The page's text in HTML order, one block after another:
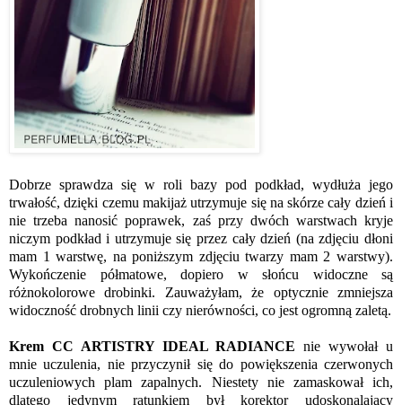
Dobrze sprawdza się w roli bazy pod podkład, wydłuża jego
trwałość, dzięki czemu makijaż utrzymuje się na skórze cały dzień i
nie trzeba nanosić poprawek, zaś przy dwóch warstwach kryje
niczym podkład i utrzymuje się przez cały dzień (na zdjęciu dłoni
mam 1 warstwę, na poniższym zdjęciu twarzy mam 2 warstwy).
Wykończenie półmatowe, dopiero w słońcu widoczne są
różnokolorowe drobinki. Zauważyłam, że optycznie zmniejsza
widoczność drobnych linii czy nierówności, co jest ogromną zaletą.
Krem CC ARTISTRY IDEAL RADIANCE nie wywołał u
mnie uczulenia, nie przyczynił się do powiększenia czerwonych
uczuleniowych plam zapalnych. Niestety nie zamaskował ich,
dlatego jedynym ratunkiem był korektor udoskonalający